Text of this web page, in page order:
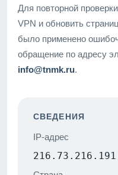
Для повторной
VPN и обновить
было применено
обращение по адресу
info@tnmk.ru.
СВЕДЕНИЯ
IP-адрес
216.73.216.191